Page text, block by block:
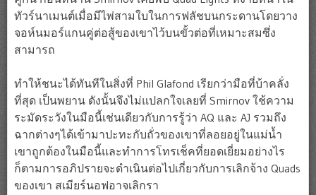
ทัวร์นาเมนต์เมื่อมีไพ่สามใบในการฟลัชบนกระดานโดยวาง
จอห์นมอร์แกนคู่ต่อสู้ของเขาไว้บนขั้วต่อที่เหมาะสมซึ่ง
สามารถ
ทำให้ชนะได้ทันทีในสิ่งที่ Phil Glafond เรียกว่ามือที่บ้าคลั่ง
ที่สุด เป็นพยาน ดังนั้นจึงไม่แปลกใจเลยที่ Smirnov ใช้ความ
ระมัดระวังในมือนี้เช่นเดียวกับการรู้ว่า AQ และ AJ รวมถึง
ฉากต่างๆได้เข้ามาปะทะกับถั่วของเขาที่ลอยอยู่ในแม่น้ำ
เขาถูกต้องในมือนี้และทำการโทรเช็คที่ยอดเยี่ยมอย่างไร
ก็ตามการอภิปรายจะดำเนินต่อไปเกี่ยวกับการเลิกจ้าง Quads
ของเขา สเมียร์นอฟอาจเลิกรา